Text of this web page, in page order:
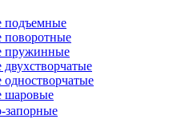
подъемные
поворотные
пружинные
шаровые
запорные